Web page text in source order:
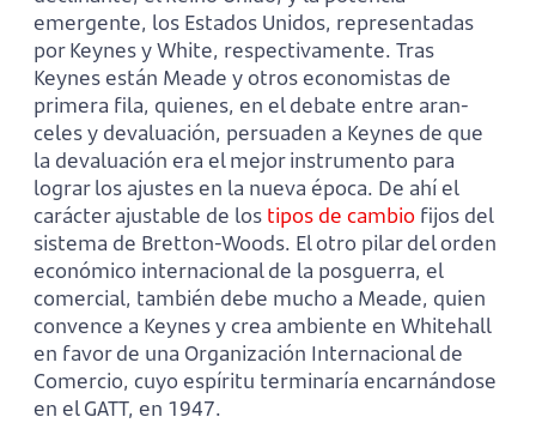
emergente, los Estados Unidos, representadas
por Keynes y White, respectivamente. Tras
Keynes están Meade y otros economistas de
primera fila, quienes, en el debate entre aran­
celes y devaluación, persuaden a Keynes de que
la devaluación era el mejor instrumento para
lograr los ajustes en la nueva época. De ahí el
carácter ajusta­ble de los tipos de cambio fijos del
sistema de Bretton-Woods. El otro pilar del orden
económi­co internacional de la posgue­rra, el
comercial, también debe mucho a Meade, quien
conven­ce a Keynes y crea ambiente en Whitehall
en favor de una Organización Internacional de
Comercio, cuyo espíritu termi­naría encarnándose
en el GATT, en 1947.